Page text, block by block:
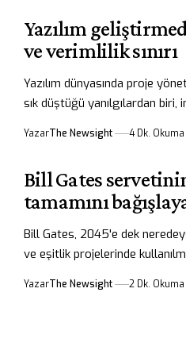
Yazılım
ve verimlilik sınırı
Yazılım dünyasında proje
sık düştüğü yanılgılardan biri,
YazarThe Newsight 4 Dk. Okuma
Bill Gates
tamamını
Bill Gates, 2045'e dek
ve eşitlik projelerinde
YazarThe Newsight 2 Dk. Okuma